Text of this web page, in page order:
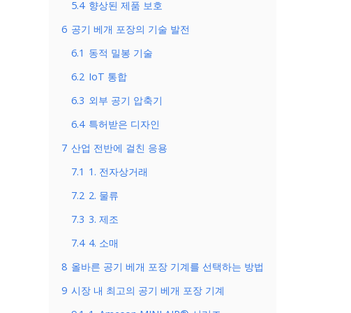
5.4 향상된 제품 보호
6 공기 베개 포장의 기술 발전
6.1 동적 밀봉 기술
6.2 IoT 통합
6.3 외부 공기 압축기
6.4 특허받은 디자인
7 산업 전반에 걸친 응용
7.1 1. 전자상거래
7.2 2. 물류
7.3 3. 제조
7.4 4. 소매
8 올바른 공기 베개 포장 기계를 선택하는 방법
9 시장 내 최고의 공기 베개 포장 기계